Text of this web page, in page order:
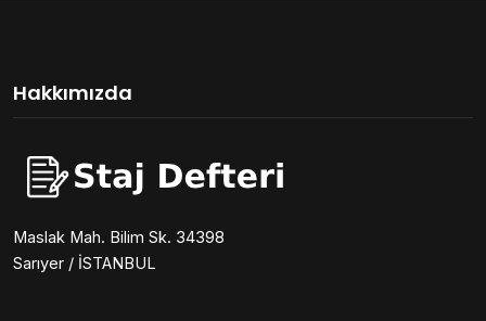
Hakkımızda
Maslak Mah. Bilim Sk. 34398
Sarıyer / İSTANBUL